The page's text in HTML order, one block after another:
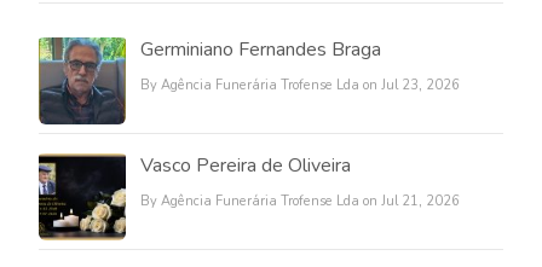
Germiniano Fernandes Braga
By Agência Funerária Trofense Lda on Jul 23, 2026
Vasco Pereira de Oliveira
By Agência Funerária Trofense Lda on Jul 21, 2026